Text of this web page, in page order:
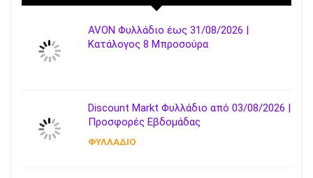
AVON Φυλλάδιο έως 31/08/2026 |
Κατάλογος 8 Μπροσούρα
Discount Markt Φυλλάδιο από 03/08/2026 |
Προσφορές Εβδομάδας
ΦΥΛΛΑΔΙΟ